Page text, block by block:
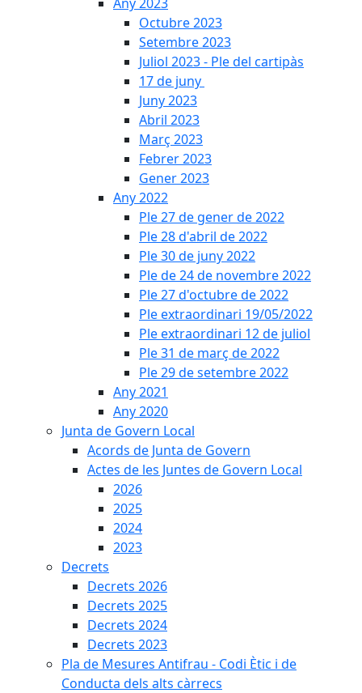
Octubre 2023
Setembre 2023
Juliol 2023 - Ple del cartipàs
17 de juny
Juny 2023
Abril 2023
Març 2023
Febrer 2023
Gener 2023
Any 2022
Ple 27 de gener de 2022
Ple 28 d'abril de 2022
Ple 30 de juny 2022
Ple de 24 de novembre 2022
Ple 27 d'octubre de 2022
Ple extraordinari 19/05/2022
Ple extraordinari 12 de juliol
Ple 31 de març de 2022
Ple 29 de setembre 2022
Any 2021
Any 2020
Junta de Govern Local
Acords de Junta de Govern
Actes de les Juntes de Govern Local
2026
2025
2024
2023
Decrets
Decrets 2026
Decrets 2025
Decrets 2024
Decrets 2023
Pla de Mesures Antifrau - Codi Ètic i de
Conducta dels alts càrrecs